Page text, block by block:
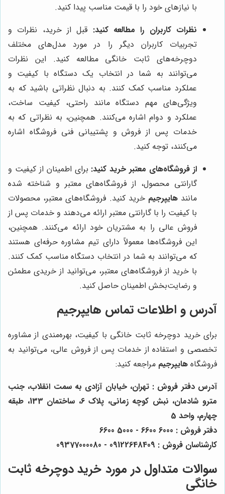
با نیازهای خود را با قیمت مناسب پیدا کنید.
نظرات کاربران را مطالعه کنید: قبل از خرید، نظرات و
تجربیات کاربران دیگر را در مورد مدل‌های مختلف
دوچرخه‌های ثابت خانگی مطالعه کنید. این نظرات
می‌توانند به شما در انتخاب یک دستگاه با کیفیت و
عملکرد مناسب کمک کنند. به دنبال نظراتی باشید که به
ویژگی‌های مهم دستگاه مانند راحتی، کیفیت ساخت،
عملکرد و دوام اشاره می‌کنند. همچنین، به نظراتی که به
خدمات پس از فروش و پشتیبانی فنی فروشگاه اشاره
می‌کنند، توجه کنید.
از فروشگاه‌های معتبر خرید کنید: برای اطمینان از کیفیت و
گارانتی محصول، از فروشگاه‌های معتبر و شناخته شده
مانندهایپرجیم خرید کنید. فروشگاه‌های معتبر، محصولات
با کیفیت را با گارانتی معتبر ارائه می‌دهند و خدمات پس از
فروش عالی را به مشتریان خود ارائه می‌کنند. همچنین،
این فروشگاه‌ها معمولاً دارای تیم مشاوره حرفه‌ای هستند
که می‌توانند به شما در انتخاب دستگاه مناسب کمک کنند.
با خرید از فروشگاه‌های معتبر، می‌توانید از خریدی مطمئن
و رضایت‌بخش اطمینان حاصل کنید.
آدرس و اطلاعات تماس هایپرجیم
برای خرید دوچرخه ثابت خانگی با کیفیت، بهره‌مندی از مشاوره
تخصصی و استفاده از خدمات پس از فروش عالی، می‌توانید به
فروشگاه هایپرجیم مراجعه کنید:
آدرس دفتر فروش : تهران، خیابان آزادی به سمت انقلاب، جنب
مترو شادمان، نبش کوچه زمانی، پلاک 6، ساختمان 133، طبقه
چهارم، واحد 5
دفتر فروش : 6000 6600 - 5000 6600
کارشناسان فروش : 09122648409 - 09377000080
سوالات متداول در مورد خرید دوچرخه ثابت
خانگی